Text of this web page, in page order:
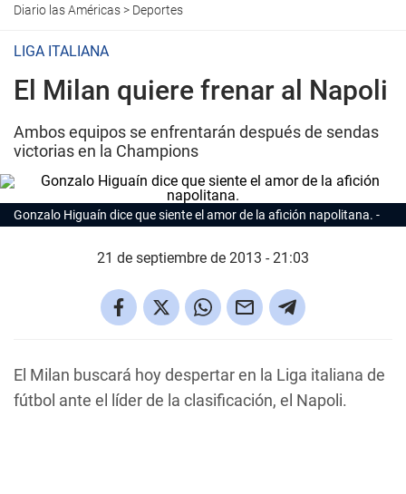
Diario las Américas> Deportes
LIGA ITALIANA
El Milan quiere frenar al Napoli
Ambos equipos se enfrentarán después de sendas
victorias en la Champions
Gonzalo Higuaín dice que siente el amor de la afición napolitana.
21 de septiembre de 2013 - 21:03
El Milan buscará hoy despertar en la Liga italiana de
fútbol ante el líder de la clasificación, el Napoli.